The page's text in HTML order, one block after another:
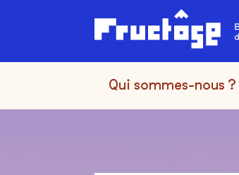
Qui sommes-nous ?